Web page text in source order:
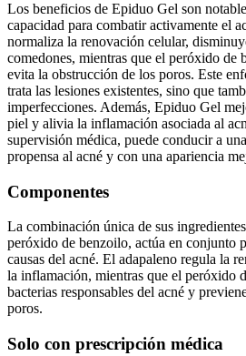
Los beneficios de Epiduo Gel son
capacidad para combatir activamente el
normaliza la renovación celular,
comedones, mientras que el peróxido de
evita la obstrucción de los poros. Este
trata las lesiones existentes, sino que
imperfecciones. Además, Epiduo Gel
piel y alivia la inflamación asociada al
supervisión médica, puede conducir a
propensa al acné y con una apariencia
Componentes
La combinación única de sus
peróxido de benzoilo, actúa en conjunto
causas del acné. El adapaleno regula la
la inflamación, mientras que el peróxido
bacterias responsables del acné y
poros.
Solo con prescripción médica